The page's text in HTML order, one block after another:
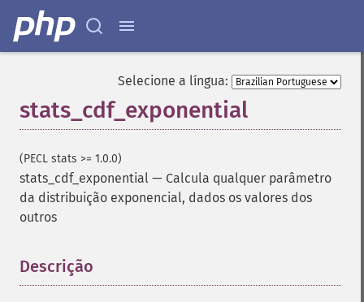
Selecione a língua:
stats_cdf_exponential
(PECL stats >= 1.0.0)
stats_cdf_exponential — Calcula qualquer parâmetro
da distribuição exponencial, dados os valores dos
outros
Descrição